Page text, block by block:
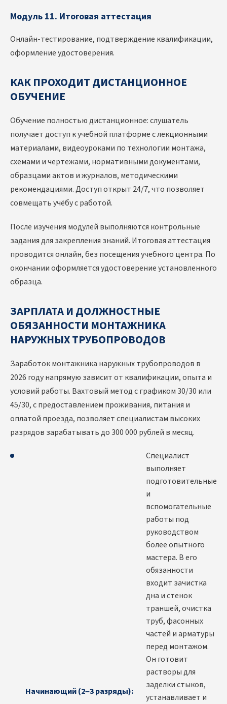
Модуль 11. Итоговая аттестация
Онлайн-тестирование, подтверждение квалификации,
оформление удостоверения.
КАК ПРОХОДИТ ДИСТАНЦИОННОЕ
ОБУЧЕНИЕ
Обучение полностью дистанционное: слушатель
получает доступ к учебной платформе с лекционными
материалами, видеоуроками по технологии монтажа,
схемами и чертежами, нормативными документами,
образцами актов и журналов, методическими
рекомендациями. Доступ открыт 24/7, что позволяет
совмещать учёбу с работой.
После изучения модулей выполняются контрольные
задания для закрепления знаний. Итоговая аттестация
проводится онлайн, без посещения учебного центра. По
окончании оформляется удостоверение установленного
образца.
ЗАРПЛАТА И ДОЛЖНОСТНЫЕ
ОБЯЗАННОСТИ МОНТАЖНИКА
НАРУЖНЫХ ТРУБОПРОВОДОВ
Заработок монтажника наружных трубопроводов в
2026 году напрямую зависит от квалификации, опыта и
условий работы. Вахтовый метод с графиком 30/30 или
45/30, с предоставлением проживания, питания и
оплатой проезда, позволяет специалистам высоких
разрядов зарабатывать до 300 000 рублей в месяц.
Начинающий (2–3 разряды):
Специалист
выполняет
подготовительные
и
вспомогательные
работы под
руководством
более опытного
мастера. В его
обязанности
входит зачистка
дна и стенок
траншей, очистка
труб, фасонных
частей и арматуры
перед монтажом.
Он готовит
растворы для
заделки стыков,
устанавливает и